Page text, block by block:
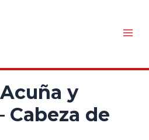
y
Cabeza de